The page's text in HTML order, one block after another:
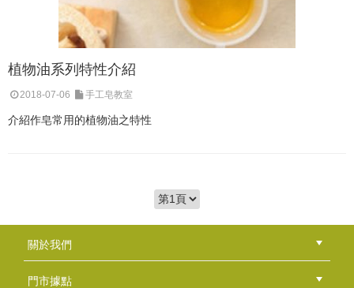
植物油系列特性介紹
2018-07-06 手工皂教室
介紹作皂常用的植物油之特性
關於我們
公司簡介
品牌故事
最新消息
隱私權聲明
版權聲明
門市據點